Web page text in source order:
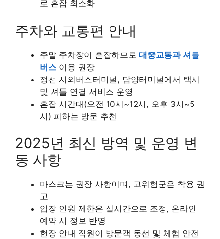
로 혼잡 최소화
주차와 교통편 안내
주말 주차장이 혼잡하므로 대중교통과 셔틀
버스 이용 권장
정선 시외버스터미널, 담양터미널에서 택시
및 셔틀 연결 서비스 운영
혼잡 시간대(오전 10시~12시, 오후 3시~5
시) 피하는 방문 추천
2025년 최신 방역 및 운영 변
동 사항
마스크는 권장 사항이며, 고위험군은 착용 권
고
입장 인원 제한은 실시간으로 조정, 온라인
예약 시 정보 반영
현장 안내 직원이 방문객 동선 및 체험 안전